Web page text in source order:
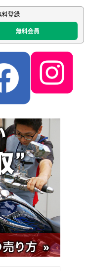
料登録
無料会員